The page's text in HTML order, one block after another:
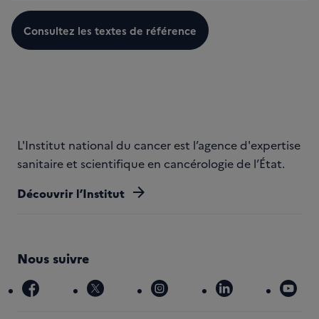
Consultez les textes de référence
L'Institut national du cancer est l’agence d'expertise
sanitaire et scientifique en cancérologie de l’État.
Découvrir l’Institut arrow_forward
Nous suivre
facebook x instagram linkedin